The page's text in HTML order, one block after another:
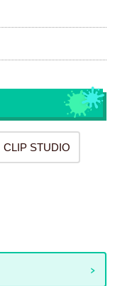
CLIP STUDIO